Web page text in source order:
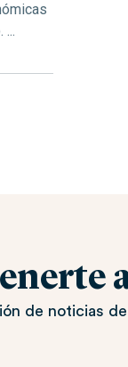
...
de noticias